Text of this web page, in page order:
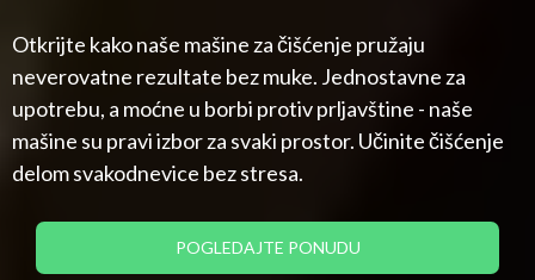
Otkrijte kako naše mašine za čišćenje pružaju
neverovatne rezultate bez muke. Jednostavne za
upotrebu, a moćne u borbi protiv prljavštine - naše
mašine su pravi izbor za svaki prostor. Učinite čišćenje
delom svakodnevice bez stresa.
POGLEDAJTE PONUDU